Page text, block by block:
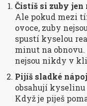
Čistíš si zuby jen
Ale pokud mezi
ovoce, zuby
spustí kyselou
minut na
nejsou nikdy v
Pijíš sladké
obsahují
Když je piješ